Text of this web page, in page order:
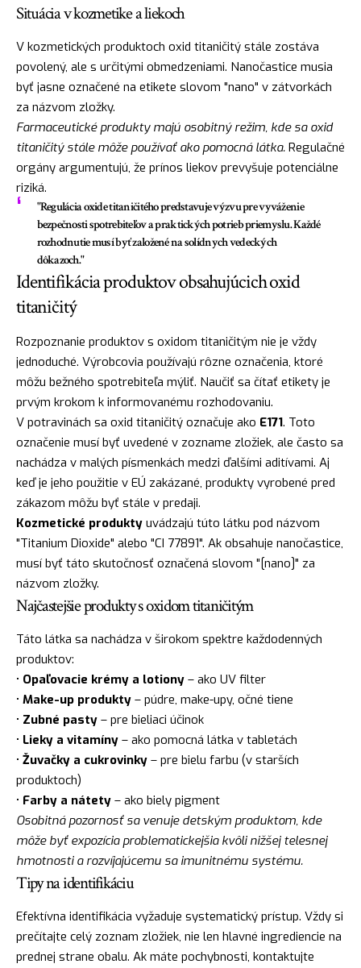
Situácia v kozmetike a liekoch
V kozmetických produktoch oxid titaničitý stále zostáva
povolený, ale s určitými obmedzeniami. Nanočastice musia
byť jasne označené na etikete slovom "nano" v zátvorkách
za názvom zložky.
Farmaceutické produkty majú osobitný režim, kde sa oxid
titaničitý stále môže používať ako pomocná látka. Regulačné
orgány argumentujú, že prínos liekov prevyšuje potenciálne
riziká.
"Regulácia oxide titaničitého predstavuje výzvu pre vyváženie
bezpečnosti spotrebiteľov a praktických potrieb priemyslu. Každé
rozhodnutie musí byť založené na solídnych vedeckých
dôkazoch."
Identifikácia produktov obsahujúcich oxid
titaničitý
Rozpoznanie produktov s oxidom titaničitým nie je vždy
jednoduché. Výrobcovia používajú rôzne označenia, ktoré
môžu bežného spotrebiteľa mýliť. Naučiť sa čítať etikety je
prvým krokom k informovanému rozhodovaniu.
V potravinách sa oxid titaničitý označuje ako E171. Toto
označenie musí byť uvedené v zozname zložiek, ale často sa
nachádza v malých písmenkách medzi ďalšími aditívami. Aj
keď je jeho použitie v EÚ zakázané, produkty vyrobené pred
zákazom môžu byť stále v predaji.
Kozmetické produkty uvádzajú túto látku pod názvom
"Titanium Dioxide" alebo "CI 77891". Ak obsahuje nanočastice,
musí byť táto skutočnosť označená slovom "[nano]" za
názvom zložky.
Najčastejšie produkty s oxidom titaničitým
Táto látka sa nachádza v širokom spektre každodenných
produktov:
• Opaľovacie krémy a lotiony – ako UV filter
• Make-up produkty – púdre, make-upy, očné tiene
• Zubné pasty – pre bieliaci účinok
• Lieky a vitamíny – ako pomocná látka v tabletách
• Žuvačky a cukrovinky – pre bielu farbu (v starších
produktoch)
• Farby a nátety – ako biely pigment
Osobitná pozornosť sa venuje detským produktom, kde
môže byť expozícia problematickejšia kvôli nižšej telesnej
hmotnosti a rozvíjajúcemu sa imunitnému systému.
Tipy na identifikáciu
Efektívna identifikácia vyžaduje systematický prístup. Vždy si
prečítajte celý zoznam zložiek, nie len hlavné ingrediencie na
prednej strane obalu. Ak máte pochybnosti, kontaktujte